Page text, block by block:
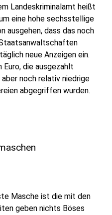
Landeskriminalamt heißt
eine hohe sechsstellige
ausgehen, dass das noch
neue Anzeigen ein.
Euro, die ausgezahlt
noch relativ niedrige
abgegriffen wurden.
Masche ist die mit den
geben nichts Böses